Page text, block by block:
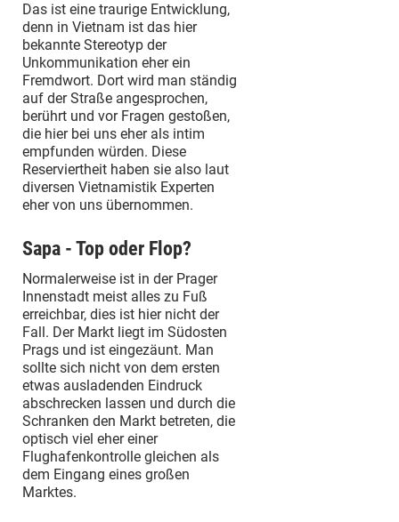
Das ist eine traurige Entwicklung,
denn in Vietnam ist das hier
bekannte Stereotyp der
Unkommunikation eher ein
Fremdwort. Dort wird man ständig
auf der Straße angesprochen,
berührt und vor Fragen gestoßen,
die hier bei uns eher als intim
empfunden würden. Diese
Reserviertheit haben sie also laut
diversen Vietnamistik Experten
eher von uns übernommen.
Sapa - Top oder Flop?
Normalerweise ist in der Prager
Innenstadt meist alles zu Fuß
erreichbar, dies ist hier nicht der
Fall. Der Markt liegt im Südosten
Prags und ist eingezäunt. Man
sollte sich nicht von dem ersten
etwas ausladenden Eindruck
abschrecken lassen und durch die
Schranken den Markt betreten, die
optisch viel eher einer
Flughafenkontrolle gleichen als
dem Eingang eines großen
Marktes.